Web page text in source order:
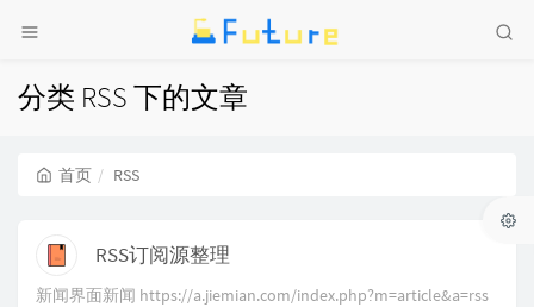
分类 RSS 下的文章
首页 RSS
RSS订阅源整理
新闻界面新闻 https://a.jiemian.com/index.php?m=article&a=rss